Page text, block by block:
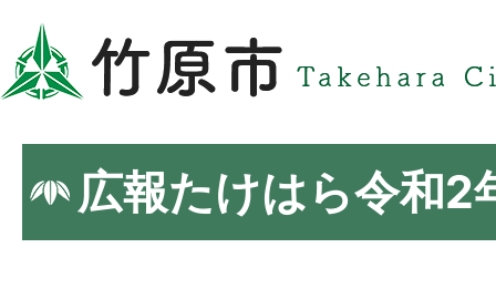
広報たけはら令和2